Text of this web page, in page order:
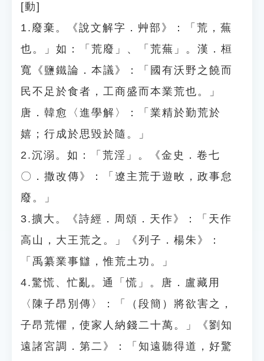
[動]
1.廢棄。《說文解字．艸部》：「荒，蕪
也。」如：「荒廢」、「荒蕪」。漢．桓
寬《鹽鐵論．本議》：「國有沃野之饒而
民不足於食者，工商盛而本業荒也。」
唐．韓愈〈進學解〉：「業精於勤荒於
嬉；行成於思毀於隨。」
2.沉溺。如：「荒淫」。《金史．卷七
〇．撒改傳》：「遼主荒于遊畋，政事怠
廢。」
3.擴大。《詩經．周頌．天作》：「天作
高山，大王荒之。」《列子．楊朱》：
「禹纂業事讎，惟荒土功。」
4.驚慌、忙亂。通「慌」。唐．盧藏用
〈陳子昂別傳〉：「（段簡）將欲害之，
子昂荒懼，使家人納錢二十萬。」《劉知
遠諸宮調．第二》：「知遠聽得道，好驚